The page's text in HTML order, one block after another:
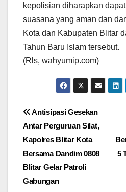
kepolisian diharapkan
suasana yang aman dan
Kota dan Kabupaten Blitar
Tahun Baru Islam tersebut.
(Rls, wahyumip.com)
Navigasi
pos
5
Antisipasi Gesekan
Antar Perguruan Silat,
Kapolres Blitar Kota
Bersama Dandim 0808
Blitar Gelar Patroli
Gabungan